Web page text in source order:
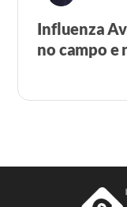
Influenza
no campo e